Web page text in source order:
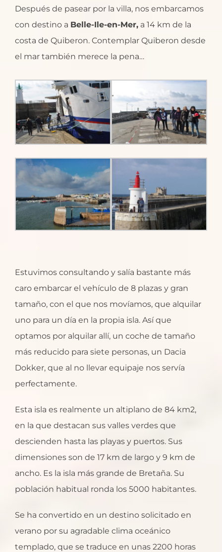
Después de pasear por la villa, nos embarcamos
con destino a Belle-Ile-en-Mer, a 14 km de la
costa de Quiberon. Contemplar Quiberon desde
el mar también merece la pena…
Estuvimos consultando y salía bastante más
caro embarcar el vehículo de 8 plazas y gran
tamaño, con el que nos movíamos, que alquilar
uno para un día en la propia isla. Así que
optamos por alquilar allí, un coche de tamaño
más reducido para siete personas, un Dacia
Dokker, que al no llevar equipaje nos servía
perfectamente.
Esta isla es realmente un altiplano de 84 km2,
en la que destacan sus valles verdes que
descienden hasta las playas y puertos. Sus
dimensiones son de 17 km de largo y 9 km de
ancho. Es la isla más grande de Bretaña. Su
población habitual ronda los 5000 habitantes.
Se ha convertido en un destino solicitado en
verano por su agradable clima oceánico
templado, que se traduce en unas 2200 horas